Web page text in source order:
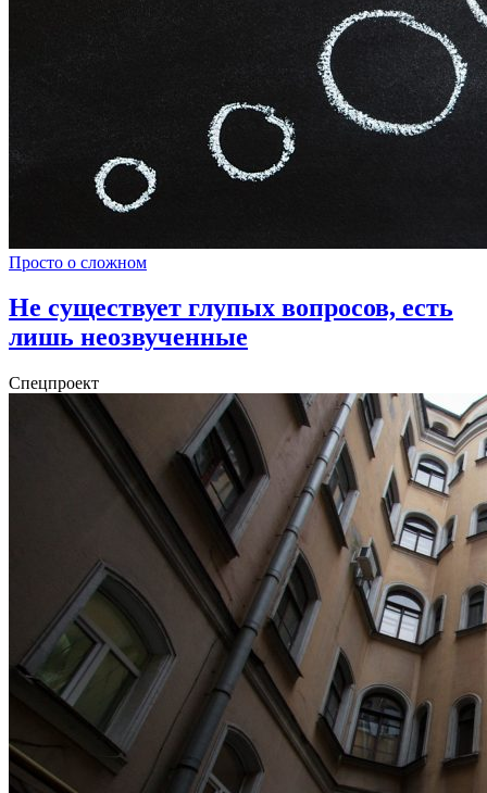
Просто о сложном
Не существует глупых вопросов, есть
лишь неозвученные
Спецпроект